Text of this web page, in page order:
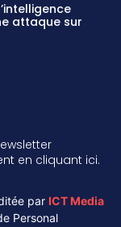
attaque sur
en cliquant ici.
par ICT Media
Personal